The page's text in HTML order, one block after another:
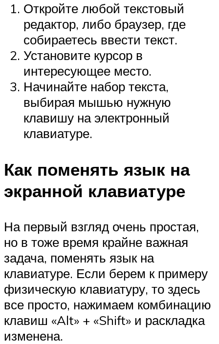
Откройте любой текстовый
редактор, либо браузер, где
собираетесь ввести текст.
Установите курсор в
интересующее место.
Начинайте набор текста,
выбирая мышью нужную
клавишу на электронный
клавиатуре.
Как поменять язык на
экранной клавиатуре
На первый взгляд очень простая,
но в тоже время крайне важная
задача, поменять язык на
клавиатуре. Если берем к примеру
физическую клавиатуру, то здесь
все просто, нажимаем комбинацию
клавиш «Alt» + «Shift» и раскладка
изменена.